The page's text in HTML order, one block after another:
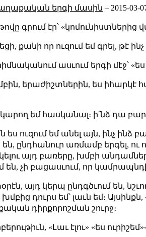
երգի մասին – 2015-03-
գրում էր՝
քանի որ ուզում եմ գրել, թէ
հիմնականում ասւում երգի մէջ՝
երաժիշտներին, ես իհարկէ
եմ հասկանալ։ ի՛նձ դա
ես ուզում եմ անել այն, ինչ ինձ
ընդհանուր առմամբ երգել, ու
այդ բառերը, խմբի
են, չի բացասւում, որ
այդ կերպ ընդգծւում են,
խմբից դուրս եմ՝ լաւն եմ։
դիրքորոշման շուրջ։
«Լաւ էլու» «ես